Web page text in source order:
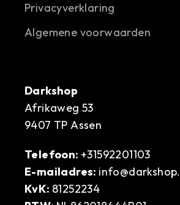
Privacyverklaring
Algemene voorwaarden
Darkshop
Afrikaweg 53
9407 TP Assen
Telefoon: +31592201103
E-mailadres:
KvK: 81252234